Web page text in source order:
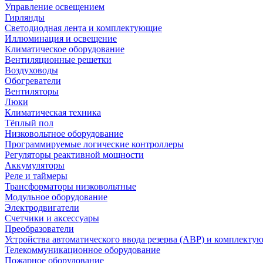
Управление освещением
Гирлянды
Светодиодная лента и комплектующие
Иллюминация и освещение
Климатическое оборудование
Вентиляционные решетки
Воздуховоды
Обогреватели
Вентиляторы
Люки
Климатическая техника
Тёплый пол
Низковольтное оборудование
Программируемые логические контроллеры
Регуляторы реактивной мощности
Аккумуляторы
Реле и таймеры
Трансформаторы низковольтные
Модульное оборудование
Электродвигатели
Счетчики и аксессуары
Преобразователи
Устройства автоматического ввода резерва (АВР) и
Телекоммуникационное оборудование
Пожарное оборудование